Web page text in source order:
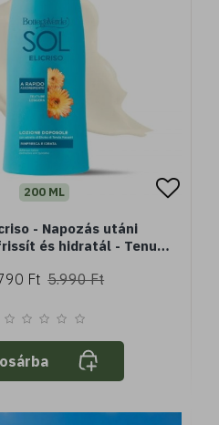
200 ML
- Napozás utáni
és hidratál - Tenuta
- Gyorsan beszívódó -
Ft 5.990 Ft